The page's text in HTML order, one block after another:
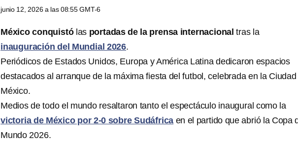
junio 12, 2026 a las 08:55 GMT-6
México conquistólas portadas de la prensa internacional tras la
inauguración del Mundial 2026.
Periódicos de Estados Unidos, Europa y América Latina dedicaron espacios
destacados al arranque de la máxima fiesta del futbol, celebrada en la
México.
Medios de todo el mundo resaltaron tanto el espectáculo inaugural como la
victoria de México por 2-0 sobre Sudáfrica en el partido que abrió la Copa
Mundo 2026.